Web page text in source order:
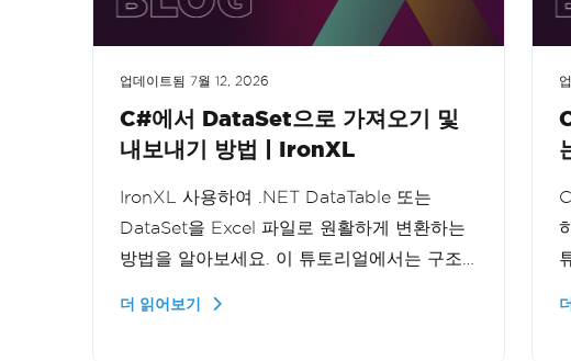
업데이트됨 7월 12, 2026
C#에서 DataSet으로 가져오기 및
내보내기 방법 | IronXL
IronXL 사용하여 .NET DataTable 또는
DataSet을 Excel 파일로 원활하게 변환하는
방법을 알아보세요. 이 튜토리얼에서는 구조
더 읽어보기